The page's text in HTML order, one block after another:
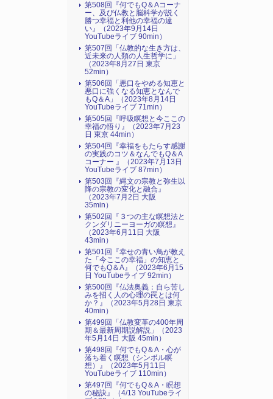
第508回『何でもQ＆Aコーナ
ー、及び仏教と脳科学が説く
勝つ幸福と利他の幸福の違
い』（2023年9月14日
YouTubeライブ 90min）
第507回「仏教的な生き方は、
近未来の人類の人生哲学に」
（2023年8月27日 東京
52min）
第506回「悪口をやめる知恵と
悪口に強くなる知恵となんで
もQ＆A」（2023年8月14日
YouTubeライブ 71min）
第505回『呼吸瞑想と今ここの
幸福の悟り』（2023年7月23
日 東京 44min）
第504回『幸福をもたらす感謝
の実践のコツ＆なんでもQ＆A
コーナー 』（2023年7月13日
YouTubeライブ 87min）
第503回『縄文の宗教と弥生以
降の宗教の変化と融合』
（2023年7月2日 大阪
35min）
第502回『３つの主な瞑想法と
クンダリニーヨーガの瞑想』
（2023年6月11日 大阪
43min）
第501回『幸せの青い鳥が教え
た「今ここの幸福」の知恵と
何でもQ＆A』（2023年6月15
日 YouTubeライブ 92min）
第500回『仏法奥義：自ら苦し
みを招く人の心理の罠とは何
か？』（2023年5月28日 東京
40min）
第499回「仏教変革の400年周
期＆最新周期説解説」（2023
年5月14日 大阪 45min）
第498回『何でもQ＆A・心が
落ち着く瞑想（シンボル瞑
想）』（2023年5月11日
YouTubeライブ 110min）
第497回『何でもQ＆A・瞑想
の秘訣』（4/13 YouTubeライ